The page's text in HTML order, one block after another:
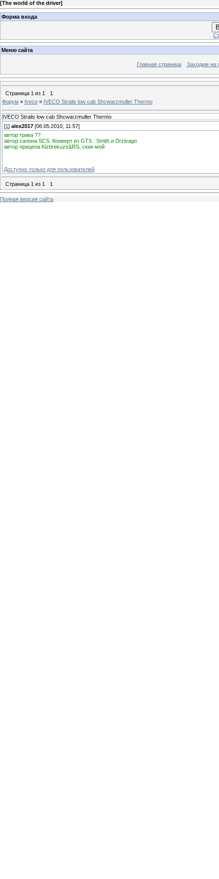
[The world of the driver]
Форма входа
Меню сайта
Главная страница Заходим на
Страница 1 из 1
1
Форум » Iveco » IVECO Stralis low cab Shcwarzmuller Thermo
IVECO Stralis low cab Shcwarzmuller Thermo
[1 ] alex2017 [06.05.2010, 11:57]
автор трака ??
автор салона SCS. Конверт из GTS : Smith и Drzivago
автор прицепа Kizbrekuzs&RS, скин мой
Доступно только для пользователей
Страница 1 из 1 1
Полная версия сайта